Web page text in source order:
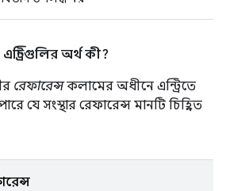
অর্থ কী?
রেফারেন্সকলামের অধীনে এন্ট্রিতে
যে সংস্থার রেফারেন্স মানটি চিহ্নিত